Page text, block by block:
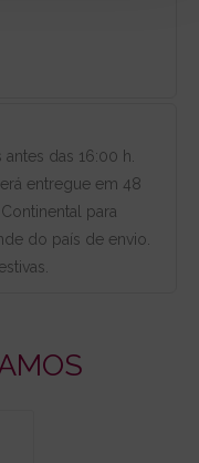
das 16:00 h.
entregue em 48
para
do país de envio.